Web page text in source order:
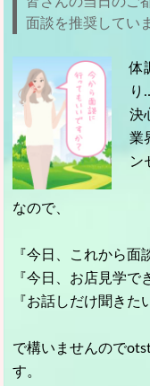
面談を推奨してい
体
り
決
業
ン
なので、
『今日、これから面
『今日、お店見学で
『お話しだけ聞きた
で構いませんので
す。